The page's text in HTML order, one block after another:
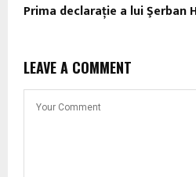
Prima declaraţie a lui
LEAVE A COMMENT